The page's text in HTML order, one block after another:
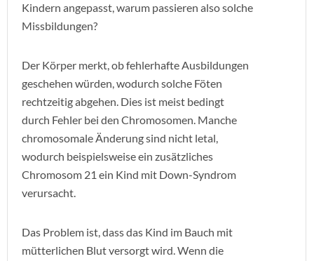
Kindern angepasst, warum passieren also solche
Missbildungen?
Der Körper merkt, ob fehlerhafte Ausbildungen
geschehen würden, wodurch solche Föten
rechtzeitig abgehen. Dies ist meist bedingt
durch Fehler bei den Chromosomen. Manche
chromosomale Änderung sind nicht letal,
wodurch beispielsweise ein zusätzliches
Chromosom 21 ein Kind mit Down-Syndrom
verursacht.
Das Problem ist, dass das Kind im Bauch mit
mütterlichen Blut versorgt wird. Wenn die